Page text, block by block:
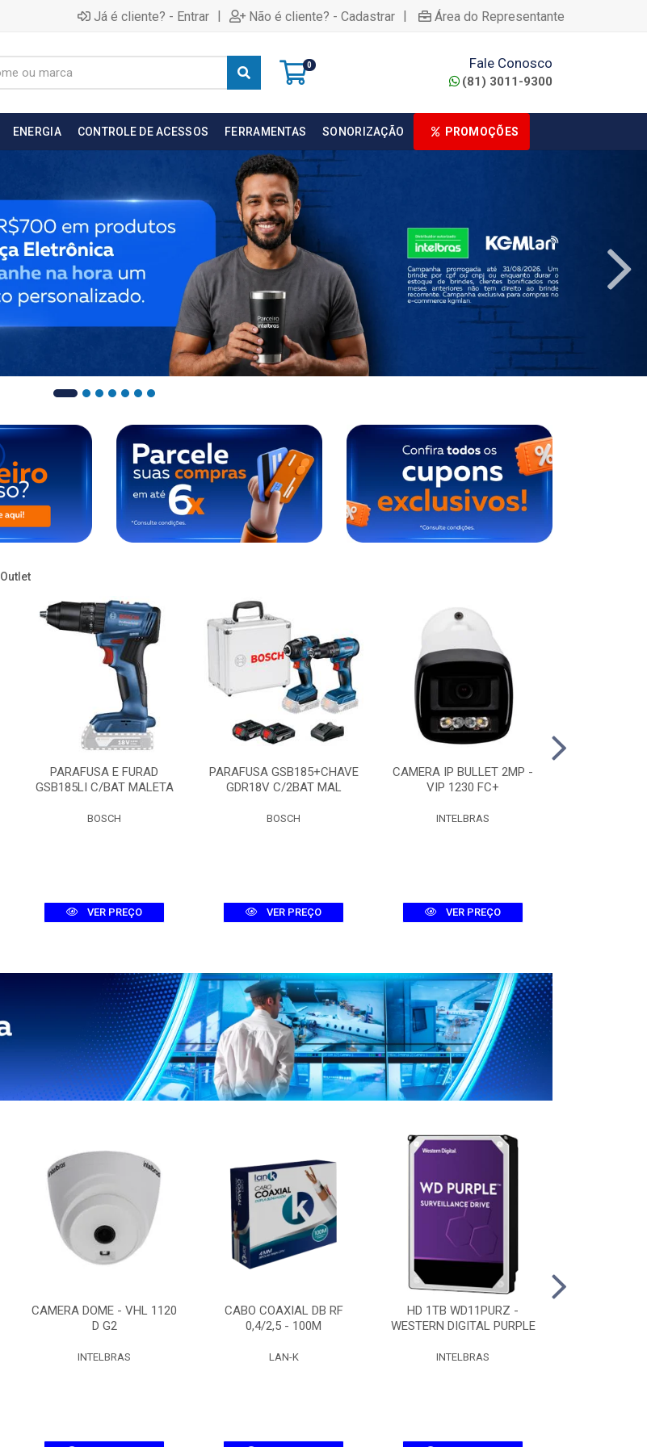
Já é cliente? - Entrar | Não é cliente? - Cadastrar | Área do Representante
0 Fale Conosco
(81) 3011-9300
ENERGIA CONTROLE DE ACESSOS FERRAMENTAS SONORIZAÇÃO PROMOÇÕES
Outlet
PARAFUSA E FURAD
GSB185LI C/BAT MALETA
BOSCH
VER PREÇO
PARAFUSA GSB185+CHAVE
GDR18V C/2BAT MAL
BOSCH
VER PREÇO
CAMERA IP BULLET 2MP -
VIP 1230 FC+
INTELBRAS
VER PREÇO
CAMERA DOME - VHL 1120
D G2
INTELBRAS
CABO COAXIAL DB RF
0,4/2,5 - 100M
LAN-K
HD 1TB WD11PURZ -
WESTERN DIGITAL PURPLE
INTELBRAS